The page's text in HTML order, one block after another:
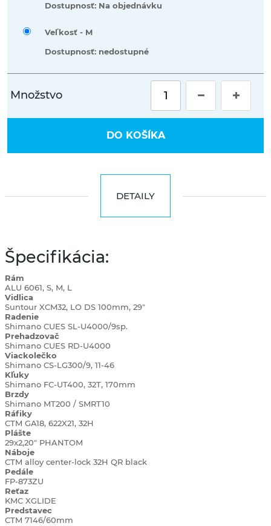
Dostupnosť: Na objednávku
Veľkosť - M
Dostupnosť: nedostupné
Množstvo
DO KOŠÍKA
DETAILY
Špecifikácia:
Rám
ALU 6061, S, M, L
Vidlica
Suntour XCM32, LO DS 100mm, 29"
Radenie
Shimano CUES SL-U4000/9sp.
Prehadzovač
Shimano CUES RD-U4000
Viackolečko
Shimano CS-LG300/9, 11-46
Kľuky
Shimano FC-UT400, 32T, 170mm
Brzdy
Shimano MT200 / SMRT10
Ráfiky
CTM GA18, 622X21, 32H
Plášte
29x2,20" PHANTOM
Náboje
CTM alloy center-lock 32H QR black
Pedále
FP-873ZU
Reťaz
KMC XGLIDE
Predstavec
CTM 7146/60mm